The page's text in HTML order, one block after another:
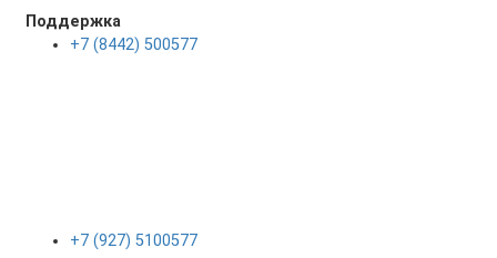
Поддержка
+7 (8442) 500577
+7 (927) 5100577